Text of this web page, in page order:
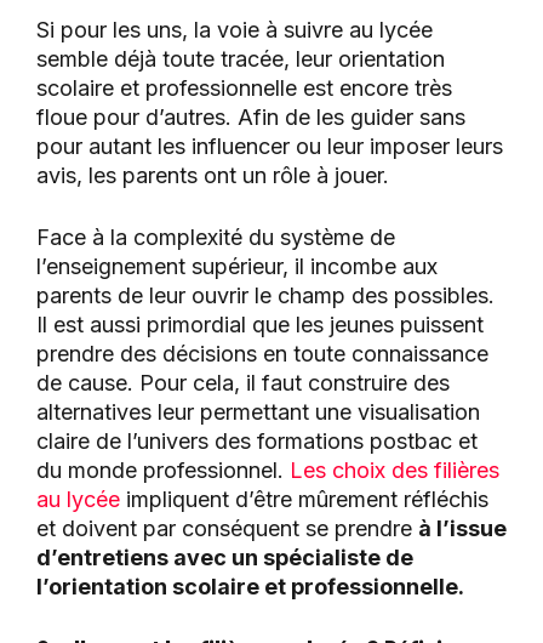
Si pour les uns, la voie à suivre au lycée
semble déjà toute tracée, leur orientation
scolaire et professionnelle est encore très
floue pour d’autres. Afin de les guider sans
pour autant les influencer ou leur imposer leurs
avis, les parents ont un rôle à jouer.
Face à la complexité du système de
l’enseignement supérieur, il incombe aux
parents de leur ouvrir le champ des possibles.
Il est aussi primordial que les jeunes puissent
prendre des décisions en toute connaissance
de cause. Pour cela, il faut construire des
alternatives leur permettant une visualisation
claire de l’univers des formations postbac et
du monde professionnel. Les choix des filières
au lycée impliquent d’être mûrement réfléchis
et doivent par conséquent se prendre à l’issue
d’entretiens avec un spécialiste de
l’orientation scolaire et professionnelle.